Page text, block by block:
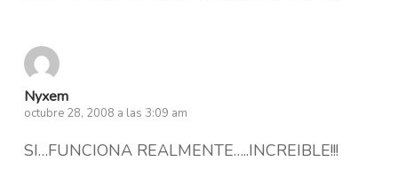
Nyxem
octubre 28, 2008 a las 3:09 am
SI…FUNCIONA REALMENTE…..INCREIBLE!!!